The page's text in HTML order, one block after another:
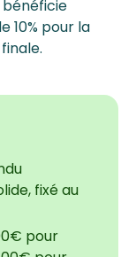
10% pour la
fixé au
pour